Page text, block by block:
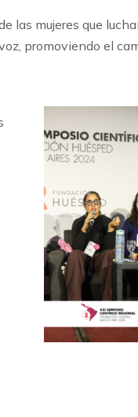
las mujeres que
promoviendo el